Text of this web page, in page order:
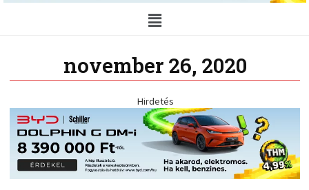
Main
Menu
november 26, 2020
Hirdetés